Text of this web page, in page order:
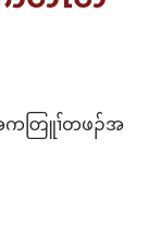
ဒိး
ကွၢ်
ကတြူၢ်တဖၣ်​အ